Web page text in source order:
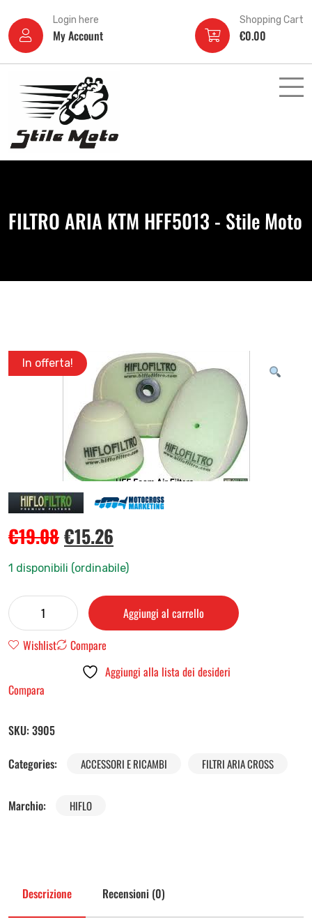
Login here
My Account
Shopping Cart
€0.00
FILTRO ARIA KTM HFF5013 - Stile Moto
In offerta!
€19.08€15.26
1 disponibili (ordinabile)
Aggiungi al carrello
Wishlist
Compare
Aggiungi alla lista dei desideri
Compara
SKU: 3905
Categories:
ACCESSORI E RICAMBI FILTRI ARIA CROSS
Marchio: HIFLO
Descrizione Recensioni (0)